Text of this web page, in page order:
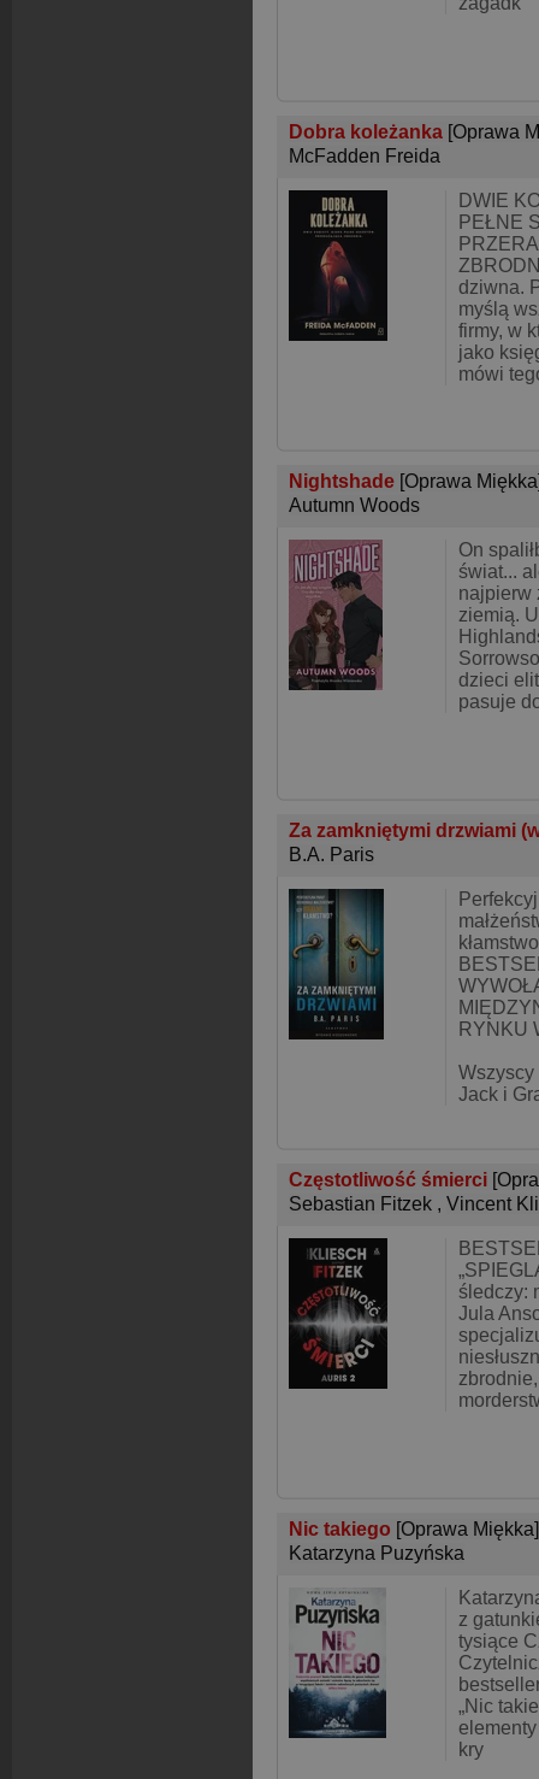
Dobra koleżanka [Oprawa
McFadden Freida
DWIE
PEŁNE
dziwna.
myślą
firmy, w
jako
mówi
Nightshade [Oprawa
Autumn Woods
On
świat...
najpierw
ziemią.
dzieci
pasuje
Za zamkniętymi drzwiami
B.A. Paris
RYNKU
Wszyscy
Jack i
Częstotliwość śmierci
Sebastian Fitzek , Vincent
śledczy:
Jula
Nic takiego [Oprawa Miękka]
Katarzyna Puzyńska
z
tysiące
„Nic
kry